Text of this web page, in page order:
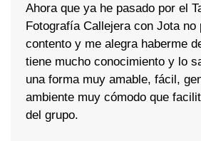
Ahora que ya he pasado por el
Fotografía Callejera con Jota no
contento y me alegra haberme
tiene mucho conocimiento y lo
una forma muy amable, fácil,
ambiente muy cómodo que
del grupo.